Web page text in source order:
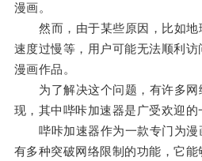
漫画。
然而，由于某些原因，比如地
速度过慢等，用户可能无法顺利
漫画作品。
为了解决这个问题，有许多网
现，其中哔咔加速器是广受欢迎的
哔咔加速器作为一款专门为漫
有多种突破网络限制的功能，它